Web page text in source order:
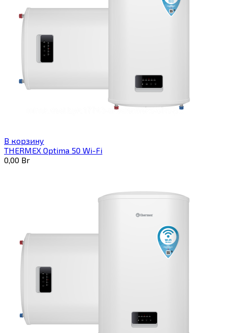
В корзину
THERMEX Optima 50 Wi-Fi
0,00 Br